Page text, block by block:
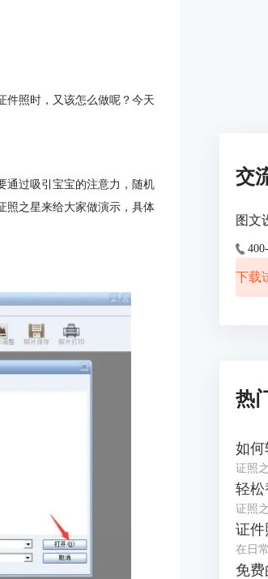
件照时，又该怎么做呢？今天
通过吸引宝宝的注意力，随机
照之星来给大家做演示，具体
交
图文
下载
热
如何
免